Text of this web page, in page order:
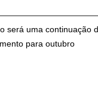
uma continuação